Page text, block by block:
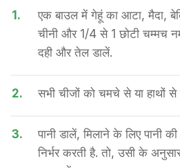
1.
एक बाउल में गेहूं का आटा, मैदा,
चीनी और 1/4 से 1 छोटी चम्मच
दही और तेल डालें.
2. सभी चीजों को चमचे से या हाथों से
3.
पानी डालें, मिलाने के लिए पानी
निर्भर करती है. तो, उसी के